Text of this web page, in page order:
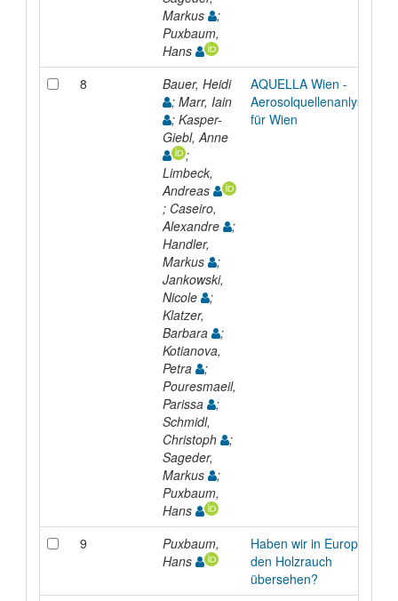
Markus
;
Puxbaum,
Hans
8
Bauer, Heidi
; Marr, Iain
; Kasper-
Giebl, Anne
;
Limbeck,
Andreas
; Caseiro,
Alexandre
;
Handler,
Markus
;
Jankowski,
Nicole
;
Klatzer,
Barbara
;
Kotianova,
Petra
;
Pouresmaeil,
Parissa
;
Schmidl,
Christoph
;
Sageder,
Markus
;
Puxbaum,
Hans
AQUELLA Wien -
Aerosolquellenanlyse
für Wien
9
Puxbaum,
Hans
Haben wir in Europa
den Holzrauch
übersehen?